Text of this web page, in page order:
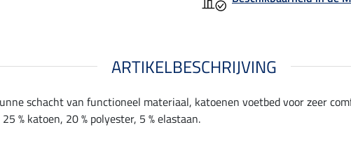
ARTIKELBESCHRIJVING
schacht van functioneel materiaal, katoenen voetbed voor zeer
% katoen, 20 % polyester, 5 % elastaan.